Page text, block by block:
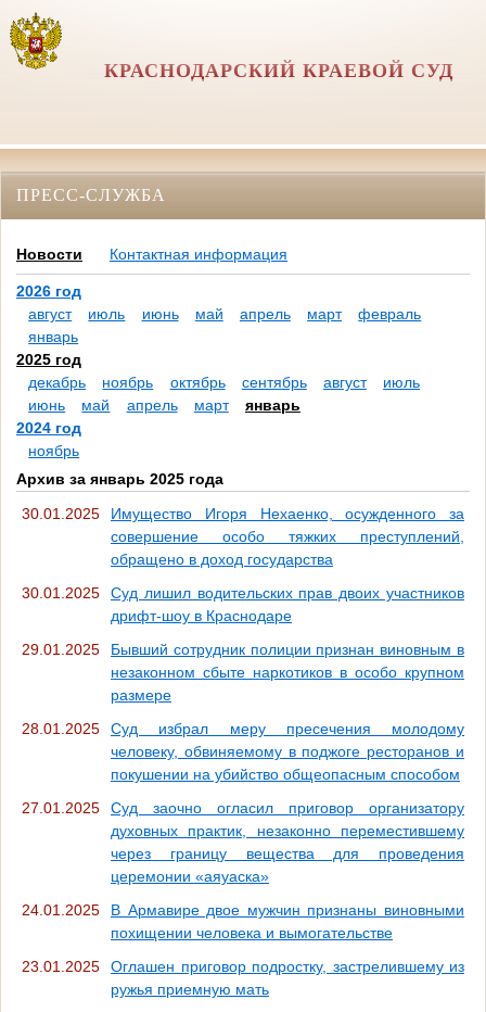
КРАСНОДАРСКИЙ КРАЕВОЙ СУД
ПРЕСС-СЛУЖБА
Новости Контактная информация
2026 год
август
июль июнь май апрель март
февраль
январь
2025 год
декабрь
ноябрь октябрь сентябрь август
июль
июнь
май апрель март
январь
2024 год
ноябрь
Архив за январь 2025 года
30.01.2025
Имущество Игоря Нехаенко, осужденного за
совершение особо тяжких преступлений,
обращено в доход государства
30.01.2025
Суд лишил водительских прав двоих участников
дрифт-шоу в Краснодаре
29.01.2025
Бывший сотрудник полиции признан виновным в
незаконном сбыте наркотиков в особо крупном
размере
28.01.2025
Суд избрал меру пресечения молодому
человеку, обвиняемому в поджоге ресторанов и
покушении на убийство общеопасным способом
27.01.2025
Суд заочно огласил приговор организатору
духовных практик, незаконно переместившему
через границу вещества для проведения
церемонии «аяуаска»
24.01.2025
В Армавире двое мужчин признаны виновными
похищении человека и вымогательстве
23.01.2025
Оглашен приговор подростку, застрелившему из
ружья приемную мать